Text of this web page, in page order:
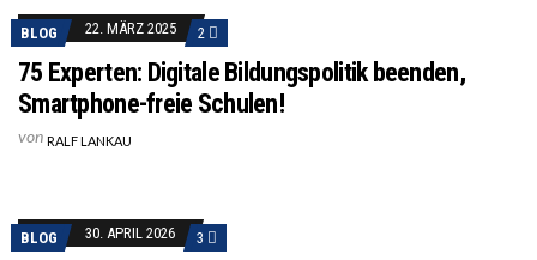
BLOG 22. MÄRZ 2025 2
75 Experten: Digitale Bildungspolitik beenden,
Smartphone-freie Schulen!
von RALF LANKAU
BLOG 30. APRIL 2026 3